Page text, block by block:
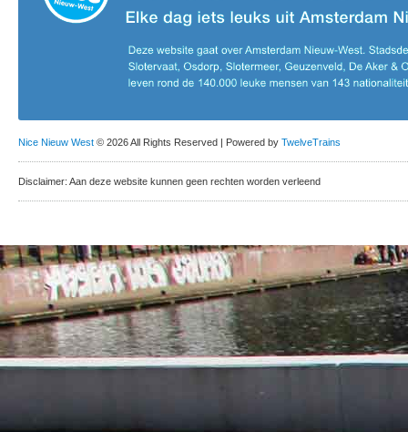
Nice Nieuw West © 2026 All Rights Reserved | Powered by TwelveTrains
Disclaimer: Aan deze website kunnen geen rechten worden verleend